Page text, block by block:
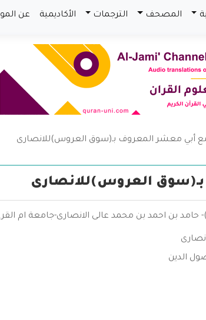
المصحف الترجمات الأكاديمية عن
أبي معشر المعروف بـ(سوق العروس)للانصارى
العروس)للانصارى
بن احمد بن محمد عالى الانصارى-جامعة ام
الدين